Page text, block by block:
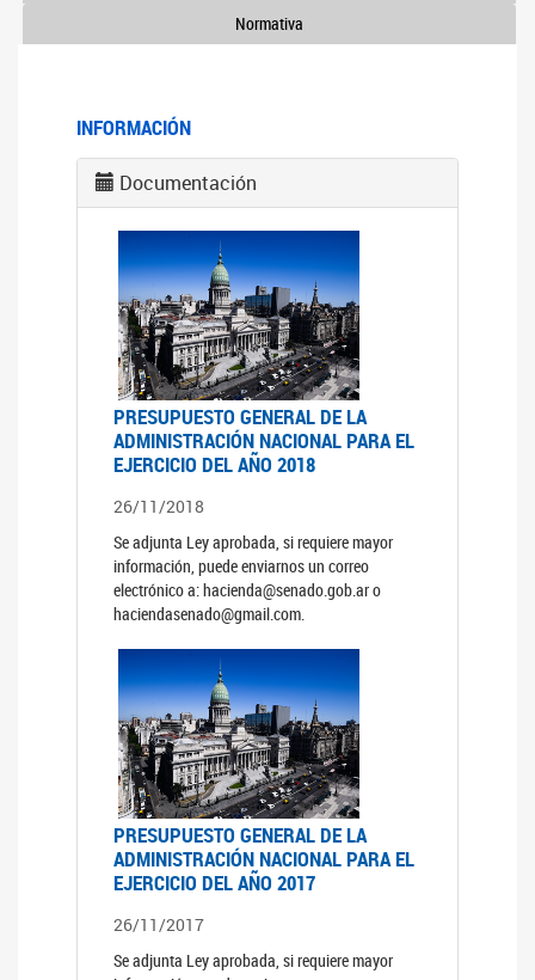
Normativa
INFORMACIÓN
Documentación
PRESUPUESTO GENERAL DE LA
ADMINISTRACIÓN NACIONAL PARA EL
EJERCICIO DEL AÑO 2018
26/11/2018
Se adjunta Ley aprobada, si requiere mayor
información, puede enviarnos un correo
electrónico a: hacienda@senado.gob.ar o
haciendasenado@gmail.com.
PRESUPUESTO GENERAL DE LA
ADMINISTRACIÓN NACIONAL PARA EL
EJERCICIO DEL AÑO 2017
26/11/2017
Se adjunta Ley aprobada, si requiere mayor